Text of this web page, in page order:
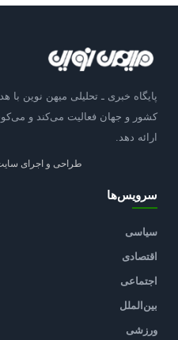
پایگاه خبری ـ تحلیلی میهن نوین با
کشور و جهان فعالیت می‌کند و
ارائه دهد.
طراحی و اجرای
سرویس‌ها
سیاسی
اقتصادی
اجتماعی
بین‌الملل
ورزشی